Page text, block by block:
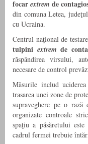
focarextrem de
din comuna Letea,
cu Ucraina.
Centrul naţional de
tulpini extrem de
răspândirea virsului,
necesare de control
Măsurile includ
trasarea unei zone de
supraveghere pe o
organizate controale
spaţiu a păsăretului
cadrul fermei trebuie